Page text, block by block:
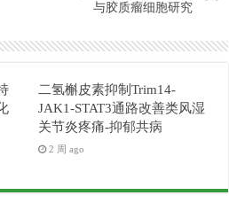
与胶质瘤细胞研究
二氢槲皮素抑制Trim14-
JAK1-STAT3通路改善类风湿
关节炎疼痛-抑郁共病
2 周 ago